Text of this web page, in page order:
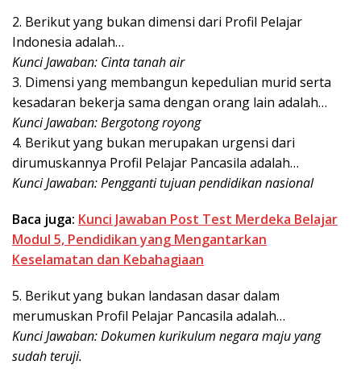
2. Berikut yang bukan dimensi dari Profil Pelajar
Indonesia adalah…
Kunci Jawaban: Cinta tanah air
3. Dimensi yang membangun kepedulian murid serta
kesadaran bekerja sama dengan orang lain adalah…
Kunci Jawaban: Bergotong royong
4. Berikut yang bukan merupakan urgensi dari
dirumuskannya Profil Pelajar Pancasila adalah…
Kunci Jawaban: Pengganti tujuan pendidikan nasional
Baca juga: Kunci Jawaban Post Test Merdeka Belajar
Modul 5, Pendidikan yang Mengantarkan
Keselamatan dan Kebahagiaan
5. Berikut yang bukan landasan dasar dalam
merumuskan Profil Pelajar Pancasila adalah…
Kunci Jawaban: Dokumen kurikulum negara maju yang
sudah teruji.